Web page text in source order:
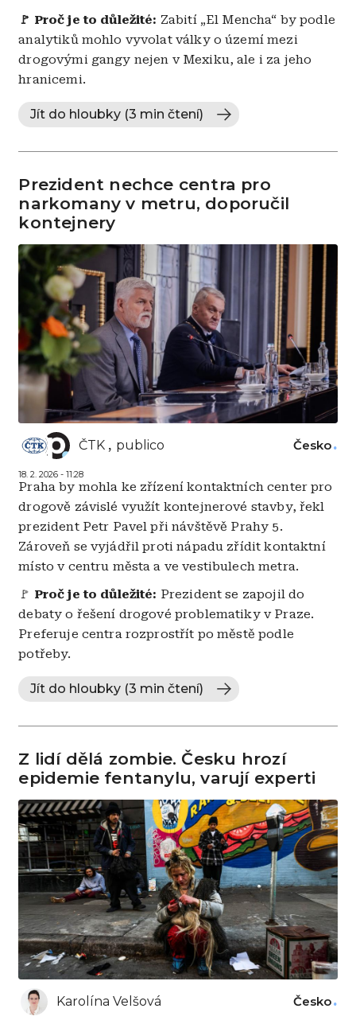
🚩 Proč je to důležité: Zabití „El Mencha“ by podle
analytiků mohlo vyvolat války o území mezi
drogovými gangy nejen v Mexiku, ale i za jeho
hranicemi.
Jít do hloubky (3 min čtení)
Prezident nechce centra pro
narkomany v metru, doporučil
kontejnery
ČTK publico
18. 2. 2026 - 11:28
Česko
Praha by mohla ke zřízení kontaktních center pro
drogově závislé využít kontejnerové stavby, řekl
prezident Petr Pavel při návštěvě Prahy 5.
Zároveň se vyjádřil proti nápadu zřídit kontaktní
místo v centru města a ve vestibulech metra.
🚩 Proč je to důležité: Prezident se zapojil do
debaty o řešení drogové problematiky v Praze.
Preferuje centra rozprostřít po městě podle
potřeby.
Jít do hloubky (3 min čtení)
Z lidí dělá zombie. Česku hrozí
epidemie fentanylu, varují experti
Karolína Velšová Česko